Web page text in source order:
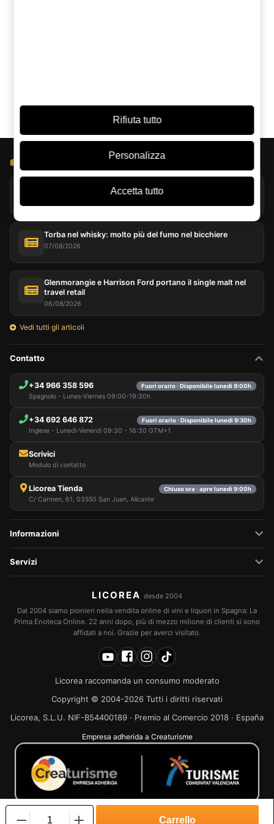
Jack Daniel’s esplora l’evaporazione estrema a Coy Hill
Torba nel whisky: molto più del fumo nel bicchiere
07/08/2026
Glenmorangie e Harrison Ford portano il single malt nel
travel retail
06/08/2026
Vedi tutti gli articoli
Contatto
+34 966 358 596 Fuori orario · Disponibile lunedì 9:00h
Spagnolo - Lunes-Viernes 09:00-19:30h
+34 692 646 872 Fuori orario · Disponibile lunedì 9:30h
Inglese - Lunedì-Venerdì 09:30 - 16:30 GTM+1
Scrivici
Modulo di contatto
Licorea Tienda Chiuso ora · apre lunedì 9:00h
C/ Carmen, 61, 03550 San Juan, Alicante
Informazioni
Servizi
LICOREA desde 2004
Dal 2004 siamo pionieri nella vendita online di vini e liquori in Spagna: La
Prima Enoteca Online. 22 anni dopo, più di mezzo milione di clienti si sono
affidati a noi. Grazie per averci visitato.
Licorea raccomanda un consumo moderato
Copyright © 2004-2026 Tutti i diritti riservati
Licorea, S.L.U. NIF-B54400189 · Premio al Comercio 2018 · España
Empresa adherida a Creaturisme
Rifiuta tutto
Personalizza
Accetta tutto